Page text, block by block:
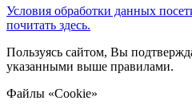
Условия обработки данных
почитать здесь.
Пользуясь сайтом, Вы
указанными выше правилами.
Файлы «Cookie»